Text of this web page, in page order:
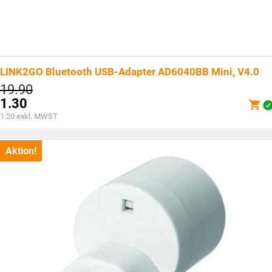
LINK2GO Bluetooth USB-Adapter AD6040BB Mini, V4.0
19.90Ursprünglicher
war:
CHF19.90
1.30
Aktueller
ist:
CHF1.30.
1.20 exkl. MWST
Aktion!